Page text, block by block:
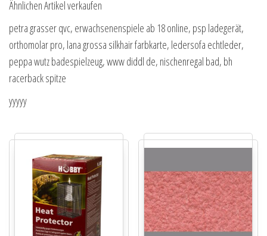
Ähnlichen Artikel verkaufen
petra grasser qvc, erwachsenenspiele ab 18 online, psp ladegerät,
orthomolar pro, lana grossa silkhair farbkarte, ledersofa echtleder,
peppa wutz badespielzeug, www diddl de, nischenregal bad, bh
racerback spitze
yyyyy